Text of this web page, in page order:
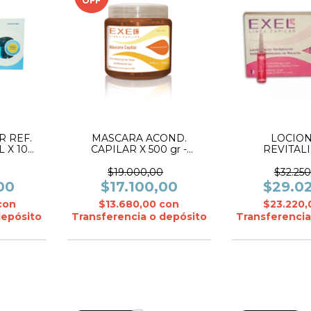
REF.
X 10
MASCARA ACOND.
CAPILAR X 500 gr -
$19.000,00
$17.100,00
$13.680,00 con
Transferencia o depósito